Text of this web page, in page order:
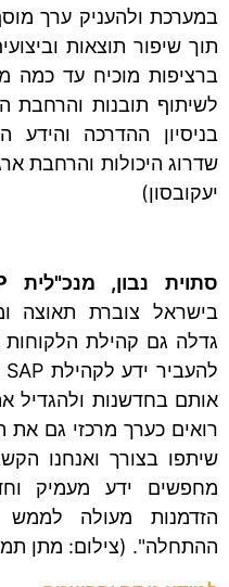
במערכת ולהעניק ערך
תוך שיפור תוצאות
לשיתוף תובנות והרחבת
בניסיון ההדרכה
שדרוג היכולות והרחבת
יעקובסון)
סתוית נבון, מנכ"לית
בישראל צוברת תאוצה
אותם בחדשנות ולהגדיל
רואים כערך מרכזי גם את
הזדמנות מעולה
ההתחלה". (צילום: מתן